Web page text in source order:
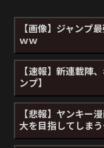
【画像】ジャンプ
ｗｗ
【速報】新連載陣
ンプ】
【悲報】ヤンキー
大を目指してしま